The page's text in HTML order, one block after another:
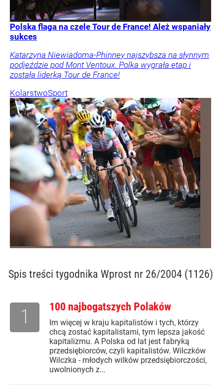
Polska flaga na czele Tour de France! Ależ wspaniały
sukces
Katarzyna Niewiadoma-Phinney najszybsza na słynnym
podjeździe pod Mont Ventoux. Polka wygrała etap i
została liderką Tour de France!
KolarstwoSport
Spis treści tygodnika Wprost nr 26/2004 (1126)
100 najbogatszych Polaków
Im więcej w kraju kapitalistów i tych, którzy
chcą zostać kapitalistami, tym lepsza jakość
kapitalizmu. A Polska od lat jest fabryką
przedsiębiorców, czyli kapitalistów. Wilczków
Wilczka - młodych wilków przedsiębiorczości,
uwolnionych z...
1